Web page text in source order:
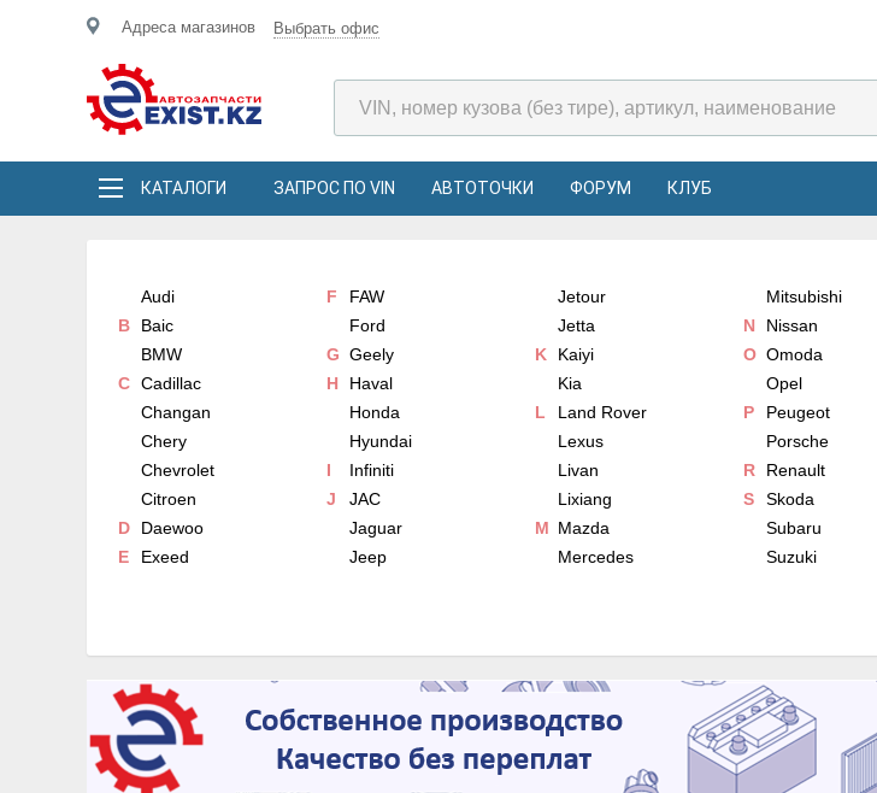
Адреса магазинов Выбрать офис
КАТАЛОГИ ЗАПРОС ПО VIN АВТОТОЧКИ ФОРУМ КЛУБ
Audi
B
Baic
BMW
C Cadillac
Changan
Chery
Chevrolet
Citroen
D
Daewoo
E
Exeed
F
FAW
Ford
G Geely
H
Haval
Honda
Hyundai
I
Infiniti
J
JAC
Jaguar
Jeep
Jetour
Jetta
K
Kaiyi
Kia
L
Land Rover
Lexus
Livan
Lixiang
M Mazda
Mercedes
Mitsubishi
N
Nissan
O Omoda
Opel
P
Peugeot
Porsche
R
Renault
S
Skoda
Subaru
Suzuki